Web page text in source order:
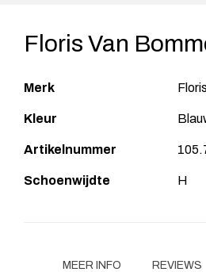
Floris Van
Merk
Kleur
Artikelnummer
Schoenwijdte H
MEER INFO REVIEWS